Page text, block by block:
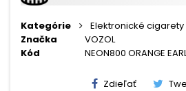
Kategórie
Elektronické cigarety
Značka
VOZOL
Kód
NEON800 ORANGE
Zdieľať